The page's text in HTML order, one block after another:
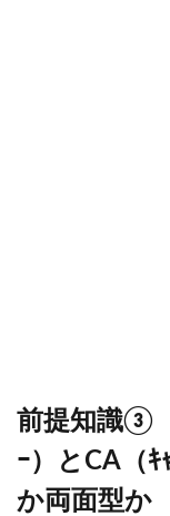
前提知識③
ｰ）とCA（ｷ
か両面型か